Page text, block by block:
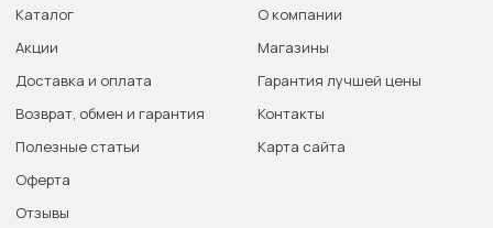
Каталог
Акции
Доставка и оплата
Возврат, обмен и гарантия
Полезные статьи
Оферта
Отзывы
О компании
Магазины
Гарантия лучшей цены
Контакты
Карта сайта